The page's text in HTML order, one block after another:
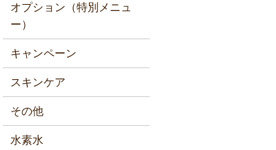
オプション（特別メニュ
ー）
キャンペーン
スキンケア
その他
水素水